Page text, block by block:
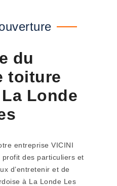
du
toiture
Londe
entreprise VICINI
des particuliers et
d’entretenir et de
à La Londe Les